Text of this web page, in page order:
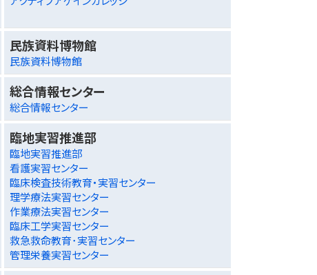
民族資料博物館
民族資料博物館
総合情報センター
総合情報センター
臨地実習推進部
臨地実習推進部
看護実習センター
臨床検査技術教育・実習センター
理学療法実習センター
作業療法実習センター
臨床工学実習センター
救急救命教育･実習センター
管理栄養実習センター